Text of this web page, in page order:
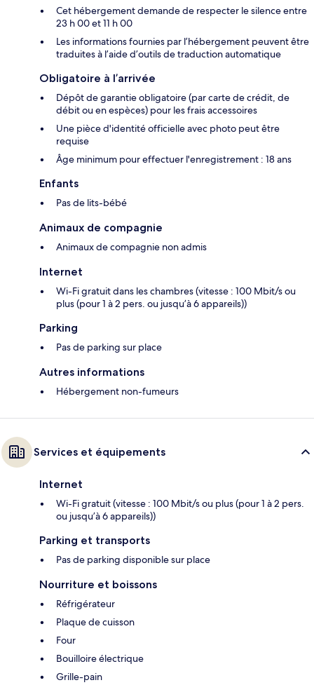
Cet hébergement demande de respecter le silence entre
23 h 00 et 11 h 00
Les informations fournies par l’hébergement peuvent être
traduites à l’aide d’outils de traduction automatique
Obligatoire à l’arrivée
Dépôt de garantie obligatoire (par carte de crédit, de
débit ou en espèces) pour les frais accessoires
Une pièce d'identité officielle avec photo peut être
requise
Âge minimum pour effectuer l'enregistrement : 18 ans
Enfants
Pas de lits-bébé
Animaux de compagnie
Animaux de compagnie non admis
Internet
Wi-Fi gratuit dans les chambres (vitesse : 100 Mbit/s ou
plus (pour 1 à 2 pers. ou jusqu’à 6 appareils))
Parking
Pas de parking sur place
Autres informations
Hébergement non-fumeurs
Services et équipements
Internet
Wi-Fi gratuit (vitesse : 100 Mbit/s ou plus (pour 1 à 2 pers.
ou jusqu’à 6 appareils))
Parking et transports
Pas de parking disponible sur place
Nourriture et boissons
Réfrigérateur
Plaque de cuisson
Four
Bouilloire électrique
Grille-pain